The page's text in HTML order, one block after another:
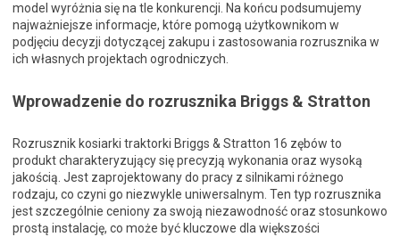
model wyróżnia się na tle konkurencji. Na końcu podsumujemy
najważniejsze informacje, które pomogą użytkownikom w
podjęciu decyzji dotyczącej zakupu i zastosowania rozrusznika w
ich własnych projektach ogrodniczych.
Wprowadzenie do rozrusznika Briggs & Stratton
Rozrusznik kosiarki traktorki Briggs & Stratton 16 zębów to
produkt charakteryzujący się precyzją wykonania oraz wysoką
jakością. Jest zaprojektowany do pracy z silnikami różnego
rodzaju, co czyni go niezwykle uniwersalnym. Ten typ rozrusznika
jest szczególnie ceniony za swoją niezawodność oraz stosunkowo
prostą instalację, co może być kluczowe dla większości